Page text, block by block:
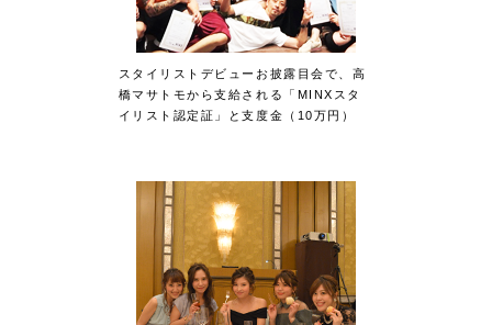
スタイリストデビューお披露目会で、高
橋マサトモから支給される「MINXスタ
イリスト認定証」と支度金（10万円）